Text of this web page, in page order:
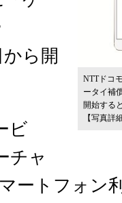
NTTドコ
ータイ補
開始する
【写真詳
から開
ビ
チャ
ートフォン